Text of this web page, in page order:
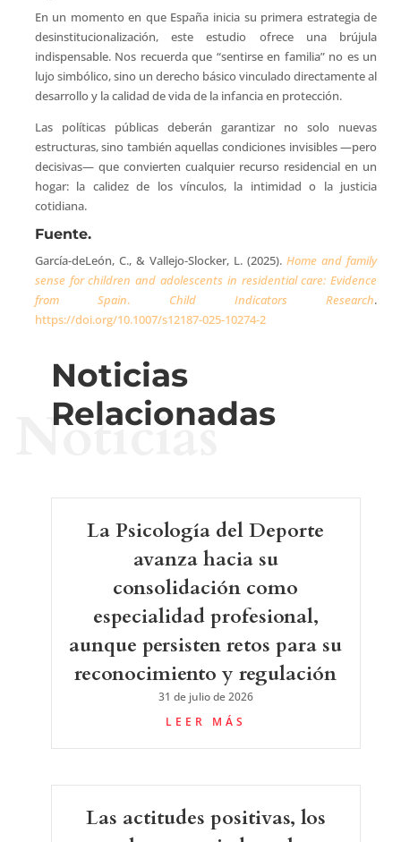
En un momento en que España inicia su primera estrategia de
desinstitucionalización, este estudio ofrece una brújula
indispensable. Nos recuerda que “sentirse en familia” no es un
lujo simbólico, sino un derecho básico vinculado directamente al
desarrollo y la calidad de vida de la infancia en protección.
Las políticas públicas deberán garantizar no solo nuevas
estructuras, sino también aquellas condiciones invisibles —pero
decisivas— que convierten cualquier recurso residencial en un
hogar: la calidez de los vínculos, la intimidad o la justicia
cotidiana.
Fuente.
García-deLeón, C., & Vallejo-Slocker, L. (2025).Home and family
sense for children and adolescents in residential care: Evidence
from Spain. Child Indicators Research.
https://doi.org/10.1007/s12187-025-10274-2
Noticias
Relacionadas
Noticias
La Psicología del Deporte
avanza hacia su
consolidación como
especialidad profesional,
aunque persisten retos para su
reconocimiento y regulación
31 de julio de 2026
LEER MÁS
Las actitudes positivas, los